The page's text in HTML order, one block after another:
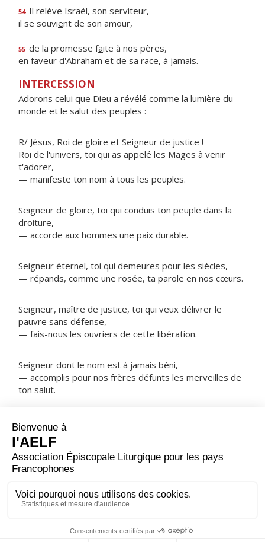
54 Il relève Israël, son serviteur,
il se souvient de son amour,
55 de la promesse faite à nos pères,
en faveur d'Abraham et de sa race, à jamais.
INTERCESSION
Adorons celui que Dieu a révélé comme la lumière du
monde et le salut des peuples :
R/ Jésus, Roi de gloire et Seigneur de justice !
Roi de l'univers, toi qui as appelé les Mages à venir
t'adorer,
— manifeste ton nom à tous les peuples.
Seigneur de gloire, toi qui conduis ton peuple dans la
droiture,
— accorde aux hommes une paix durable.
Seigneur éternel, toi qui demeures pour les siècles,
— répands, comme une rosée, ta parole en nos cœurs.
Seigneur, maître de justice, toi qui veux délivrer le
pauvre sans défense,
— fais-nous les ouvriers de cette libération.
Seigneur dont le nom est à jamais béni,
— accomplis pour nos frères défunts les merveilles de
ton salut.
NOTRE PÈRE
ORAISON
Aujourd'hui, Seigneur, tu as révélé ton Fils unique aux
accorder, à nous qui déjà te connaissons par la foi,
d'être conduits jusqu'à la claire vision de ta splendeur.